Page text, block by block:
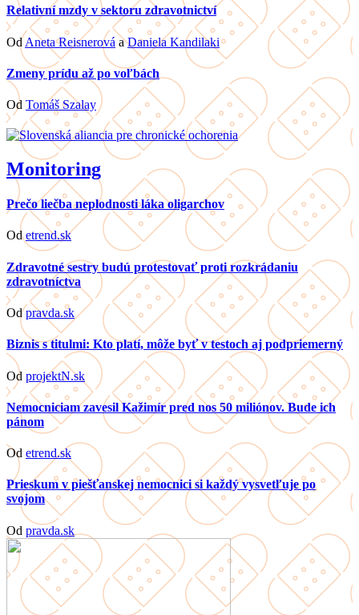
Relativní mzdy v sektoru zdravotnictví
OdAneta Reisnerová aDaniela Kandilaki
Zmeny prídu až po voľbách
Od Tomáš Szalay
Monitoring
Prečo liečba neplodnosti láka oligarchov
Odetrend.sk
Zdravotné sestry budú protestovať proti rozkrádaniu
zdravotníctva
Odpravda.sk
Biznis s titulmi: Kto platí, môže byť v testoch aj podpriemerný
Od projektN.sk
Nemocniciam zavesil Kažimír pred nos 50 miliónov. Bude ich
pánom
Od etrend.sk
Prieskum v piešťanskej nemocnici si každý vysvetľuje po
svojom
Od pravda.sk